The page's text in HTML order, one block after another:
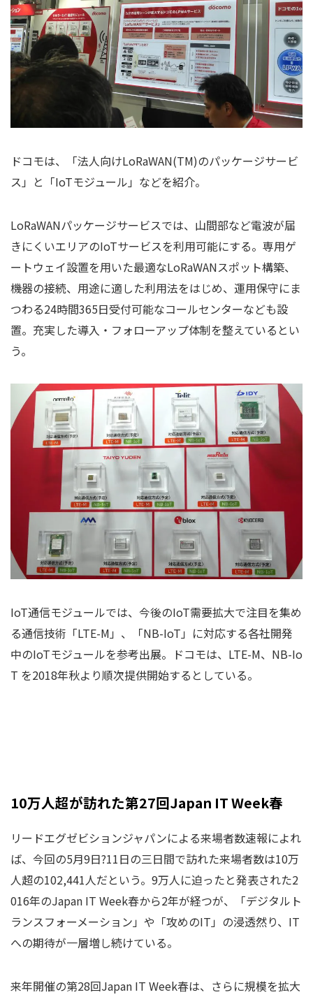
ドコモは、「法人向けLoRaWAN(TM)のパッケージサービ
ス」と「IoTモジュール」などを紹介。
LoRaWANパッケージサービスでは、山間部など電波が届
きにくいエリアのIoTサービスを利用可能にする。専用ゲ
ートウェイ設置を用いた最適なLoRaWANスポット構築、
機器の接続、用途に適した利用法をはじめ、運用保守にま
つわる24時間365日受付可能なコールセンターなども設
置。充実した導入・フォローアップ体制を整えているとい
う。
IoT通信モジュールでは、今後のIoT需要拡大で注目を集め
る通信技術「LTE-M」、「NB-IoT」に対応する各社開発
中のIoTモジュールを参考出展。ドコモは、LTE-M、NB-Io
T を2018年秋より順次提供開始するとしている。
10万人超が訪れた第27回Japan IT Week春
リードエグゼビションジャパンによる来場者数速報によれ
ば、今回の5月9日?11日の三日間で訪れた来場者数は10万
人超の102,441人だという。9万人に迫ったと発表された2
016年のJapan IT Week春から2年が経つが、「デジタルト
ランスフォーメーション」や「攻めのIT」の浸透然り、IT
への期待が一層増し続けている。
来年開催の第28回Japan IT Week春は、さらに規模を拡大